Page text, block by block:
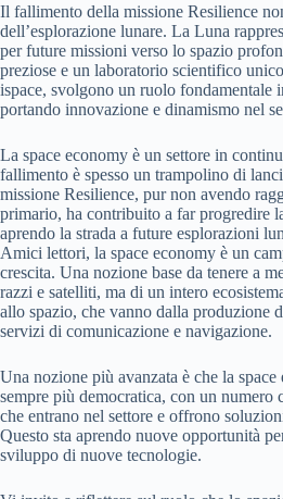
Il fallimento della missione Resilience
dell’esplorazione lunare. La Luna
per future missioni verso lo spazio
preziose e un laboratorio scientifico
ispace, svolgono un ruolo fondamentale
portando innovazione e dinamismo nel
La space economy è un settore in
fallimento è spesso un trampolino di
missione Resilience, pur non avendo
primario, ha contribuito a far progredire
aprendo la strada a future esplorazioni
Amici lettori, la space economy è un
crescita. Una nozione base da tenere a
razzi e satelliti, ma di un intero
allo spazio, che vanno dalla produzione
servizi di comunicazione e navigazione.
Una nozione più avanzata è che la
sempre più democratica, con un numero
che entrano nel settore e offrono
Questo sta aprendo nuove opportunità
sviluppo di nuove tecnologie.